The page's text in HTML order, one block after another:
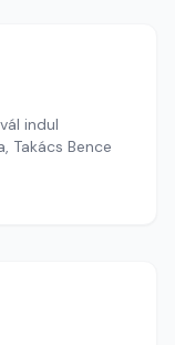
indul
Takács Bence